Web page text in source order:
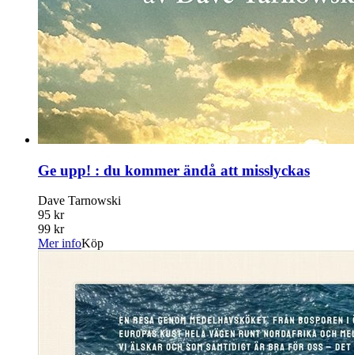
Ge upp! : du kommer ändå att misslyckas
Dave Tarnowski
95 kr
99 kr
Mer infoKöp